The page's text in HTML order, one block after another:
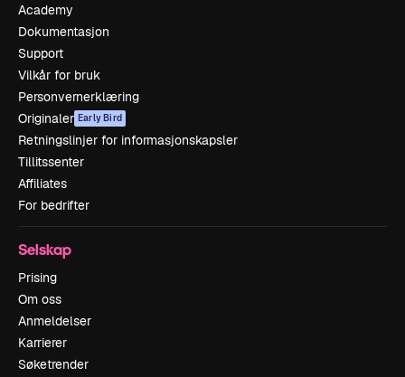
Academy
Dokumentasjon
Support
Vilkår for bruk
Personvernerklæring
Originaler Early Bird
Retningslinjer for informasjonskapsler
Tillitssenter
Affiliates
For bedrifter
Selskap
Prising
Om oss
Anmeldelser
Karrierer
Søketrender